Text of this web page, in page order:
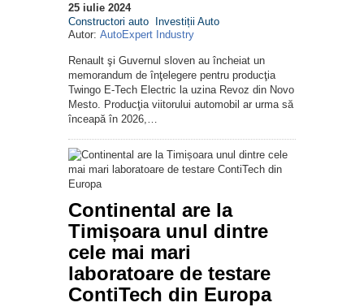
25 iulie 2024
Constructori auto
Investiții Auto
Autor: AutoExpert Industry
Renault şi Guvernul sloven au încheiat un
memorandum de înţelegere pentru producţia
Twingo E-Tech Electric la uzina Revoz din Novo
Mesto. Producţia viitorului automobil ar urma să
înceapă în 2026,…
Continental are la
Timișoara unul dintre
cele mai mari
laboratoare de testare
ContiTech din Europa